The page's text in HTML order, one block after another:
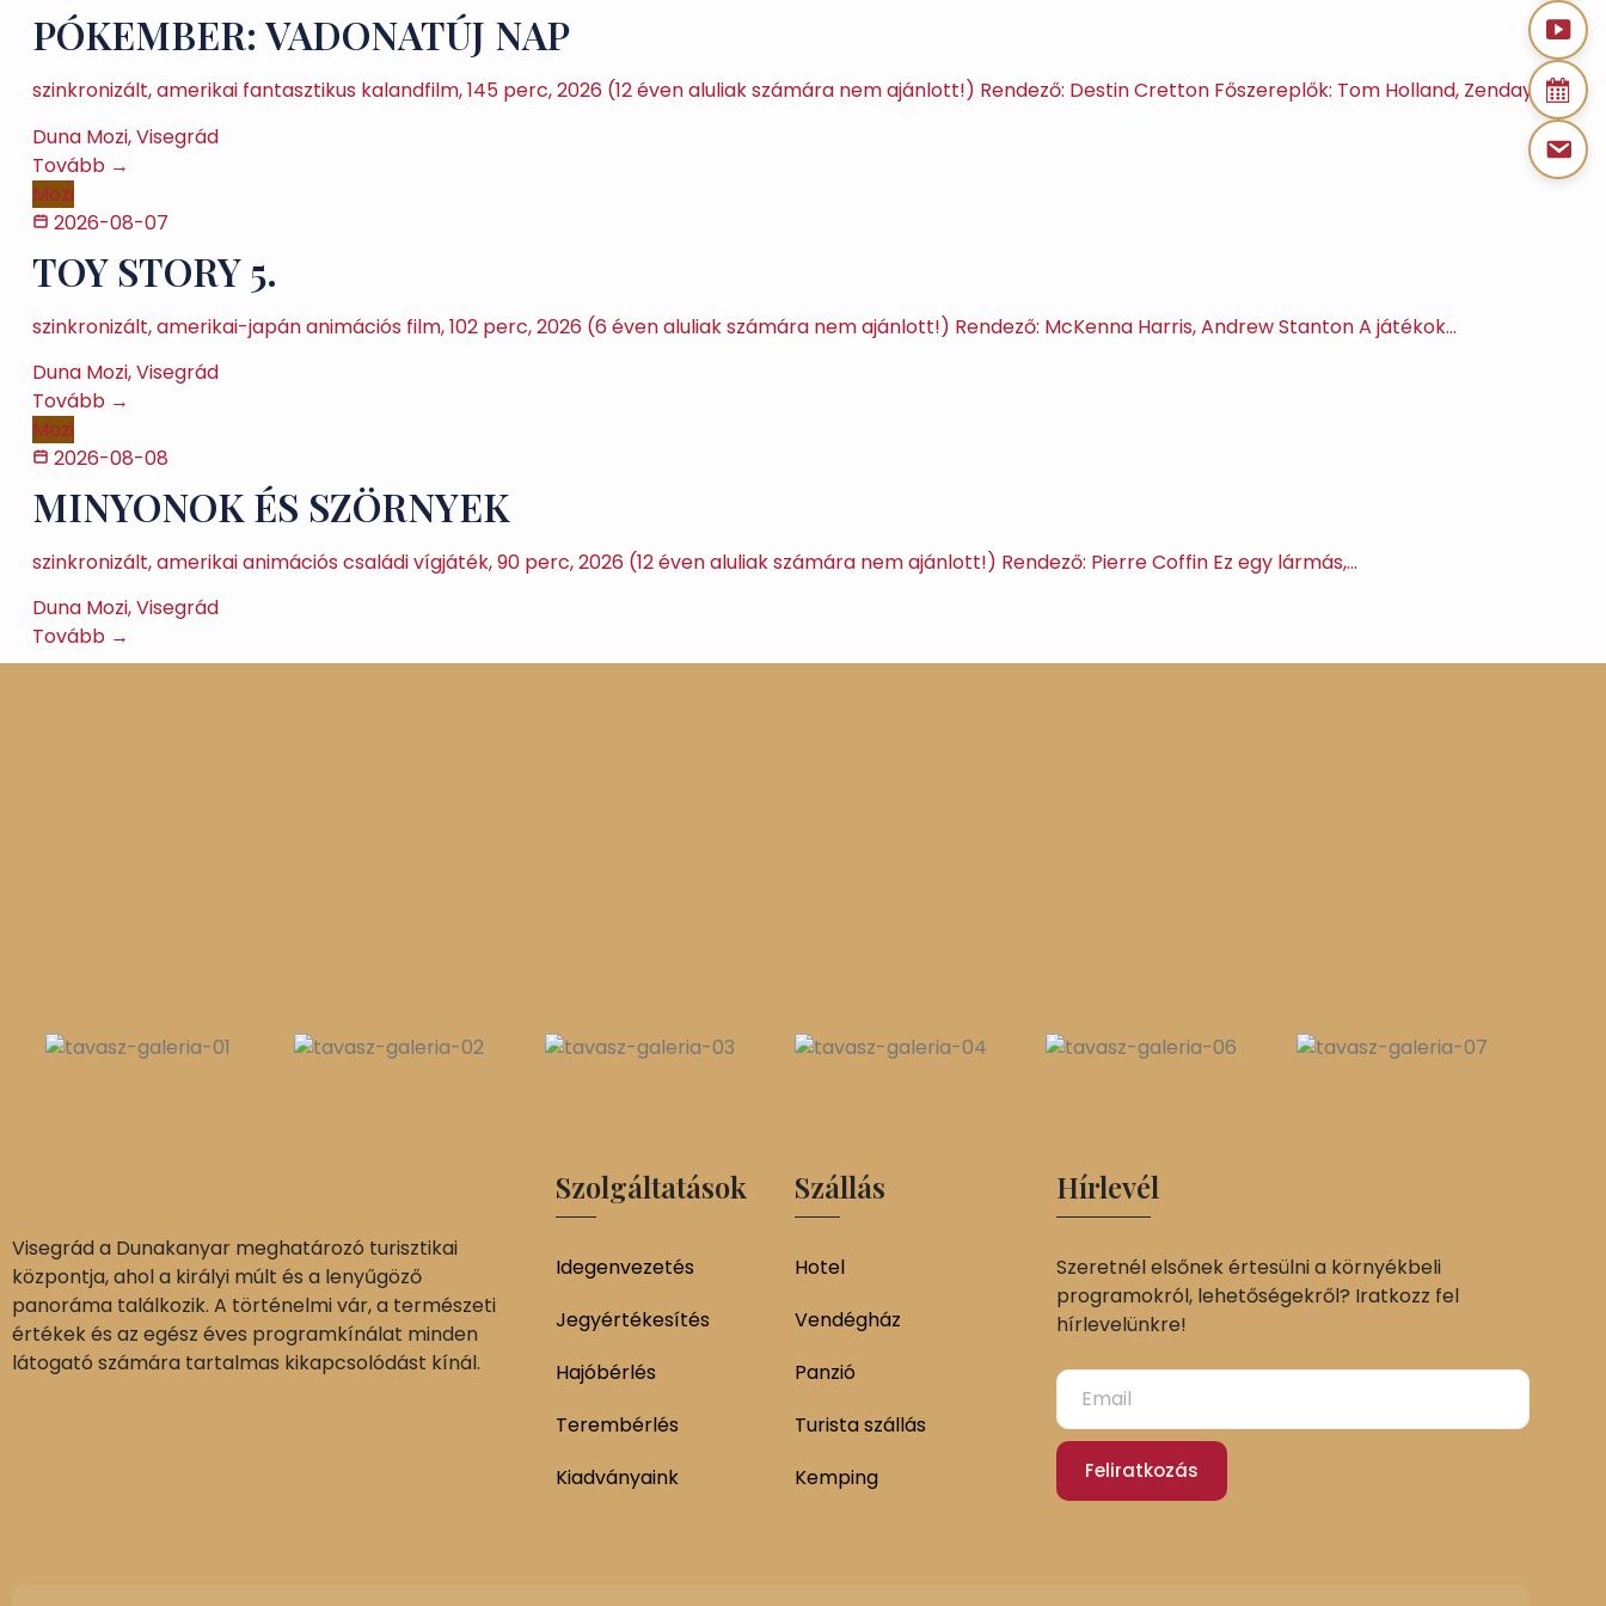
PÓKEMBER: VADONATÚJ NAP
szinkronizált, amerikai fantasztikus kalandfilm, 145 perc, 2026 (12 éven aluliak számára nem ajánlott!) Rendező: Destin Cretton Főszereplők: Tom Holland, Zendaya,…
Duna Mozi, Visegrád
Tovább →
Mozi
2026-08-07
TOY STORY 5.
szinkronizált, amerikai-japán animációs film, 102 perc, 2026 (6 éven aluliak számára nem ajánlott!) Rendező: McKenna Harris, Andrew Stanton A játékok…
Duna Mozi, Visegrád
Tovább →
Mozi
2026-08-08
MINYONOK ÉS SZÖRNYEK
szinkronizált, amerikai animációs családi vígjáték, 90 perc, 2026 (12 éven aluliak számára nem ajánlott!) Rendező: Pierre Coffin Ez egy lármás,…
Duna Mozi, Visegrád
Tovább →
Visegrád a Dunakanyar meghatározó turisztikai
központja, ahol a királyi múlt és a lenyűgöző
panoráma találkozik. A történelmi vár, a természeti
értékek és az egész éves programkínálat minden
látogató számára tartalmas kikapcsolódást kínál.
Szolgáltatások
Idegenvezetés
Jegyértékesítés
Hajóbérlés
Terembérlés
Kiadványaink
Szállás
Hotel
Vendégház
Panzió
Turista szállás
Kemping
Hírlevél
Szeretnél elsőnek értesülni a környékbeli
programokról, lehetőségekről? Iratkozz fel
hírlevelünkre!
Feliratkozás